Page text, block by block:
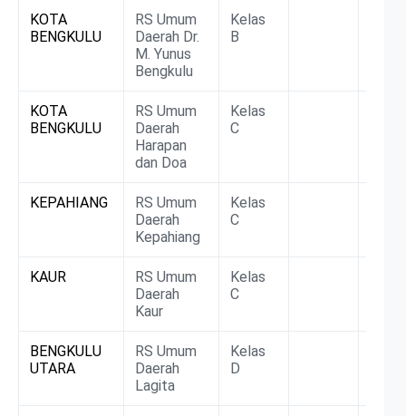
Kabupaten
Sakit
Kelas
KOTA
BENGKULU
RS Umum
Daerah Dr.
M. Yunus
Bengkulu
Kelas
B
KOTA
BENGKULU
RS Umum
Daerah
Harapan
dan Doa
Kelas
C
KEPAHIANG
RS Umum
Daerah
Kepahiang
Kelas
C
KAUR
RS Umum
Daerah
Kaur
Kelas
C
BENGKULU
UTARA
RS Umum
Daerah
Lagita
Kelas
D